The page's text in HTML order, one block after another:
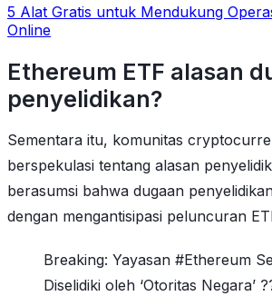
5 Alat Gratis untuk Mendukung
Online
Ethereum ETF alasan
penyelidikan?
Sementara itu, komunitas
berspekulasi tentang alasan
berasumsi bahwa dugaan
dengan mengantisipasi peluncuran
Breaking: Yayasan #Ethereum
Diselidiki oleh ‘Otoritas Negara’